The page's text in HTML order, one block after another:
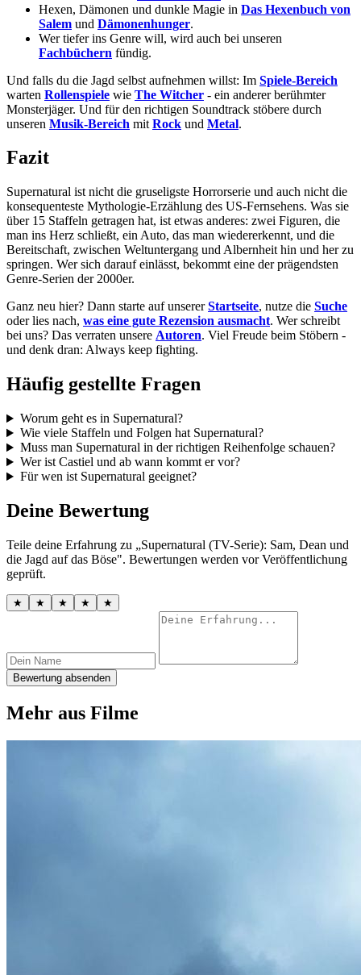
Hexen, Dämonen und dunkle Magie in Das Hexenbuch von
Salem und Dämonenhunger.
Wer tiefer ins Genre will, wird auch bei unseren
Fachbüchern fündig.
Und falls du die Jagd selbst aufnehmen willst: Im Spiele-Bereich
warten Rollenspiele wie The Witcher - ein anderer berühmter
Monsterjäger. Und für den richtigen Soundtrack stöbere durch
unseren Musik-Bereich mit Rock und Metal.
Fazit
Supernatural ist nicht die gruseligste Horrorserie und auch nicht die
konsequenteste Mythologie-Erzählung des US-Fernsehens. Was sie
über 15 Staffeln getragen hat, ist etwas anderes: zwei Figuren, die
man ins Herz schließt, ein Auto, das man wiedererkennt, und die
Bereitschaft, zwischen Weltuntergang und Albernheit hin und her zu
springen. Wer sich darauf einlässt, bekommt eine der prägendsten
Genre-Serien der 2000er.
Ganz neu hier? Dann starte auf unsererStartseite, nutze die Suche
oder lies nach, was eine gute Rezension ausmacht. Wer schreibt
bei uns? Das verraten unsere Autoren. Viel Freude beim Stöbern -
und denk dran: Always keep fighting.
Häufig gestellte Fragen
Worum geht es in Supernatural?
Wie viele Staffeln und Folgen hat Supernatural?
Muss man Supernatural in der richtigen Reihenfolge schauen?
Wer ist Castiel und ab wann kommt er vor?
Für wen ist Supernatural geeignet?
Deine Bewertung
Teile deine Erfahrung zu „Supernatural (TV-Serie): Sam, Dean und
die Jagd auf das Böse". Bewertungen werden vor Veröffentlichung
geprüft.
★ ★ ★ ★ ★
Bewertung absenden
Mehr aus Filme